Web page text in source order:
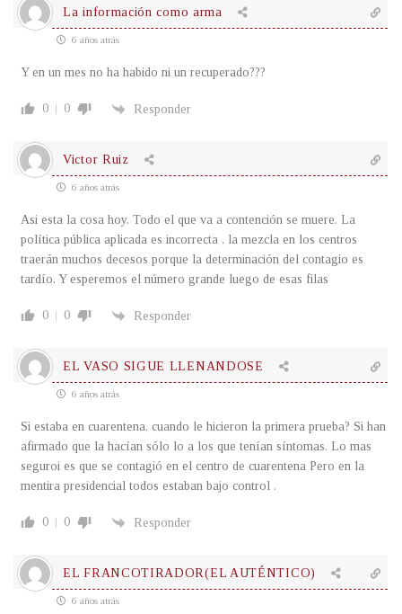
La información como arma
6 años atrás
Y en un mes no ha habido ni un recuperado???
0 0 Responder
Victor Ruiz
6 años atrás
Asi esta la cosa hoy. Todo el que va a contención se muere. La
política pública aplicada es incorrecta , la mezcla en los centros
traerán muchos decesos porque la determinación del contagio es
tardío. Y esperemos el número grande luego de esas filas
0 0 Responder
EL VASO SIGUE LLENANDOSE
6 años atrás
Si estaba en cuarentena. cuando le hicieron la primera prueba? Si han
afirmado que la hacían sólo lo a los que tenían síntomas. Lo mas
seguroi es que se contagió en el centro de cuarentena Pero en la
mentira presidencial todos estaban bajo control .
0 0 Responder
EL FRANCOTIRADOR(EL AUTÉNTICO)
6 años atrás